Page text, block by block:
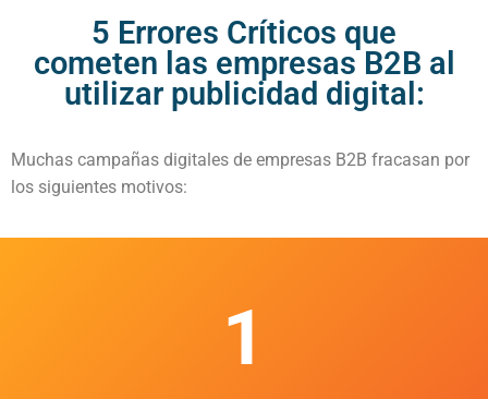
5 Errores Críticos que
cometen las empresas B2B al
utilizar publicidad digital:
Muchas campañas digitales de empresas B2B fracasan por
los siguientes motivos:
1